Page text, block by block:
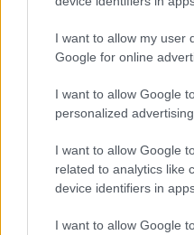
I want to allow my user
Google for online
I want to allow Google
personalized advertising.
I want to allow Google
related to analytics like
device identifiers in
I want to allow Google
Tényleg a vége lett
Lawrence nevű
majd önmagával is
Lawrence-t, ha
titok, ha esetleg
komolyan vette a Kill
Pedig a bálványok
Napóleon aztán igazán